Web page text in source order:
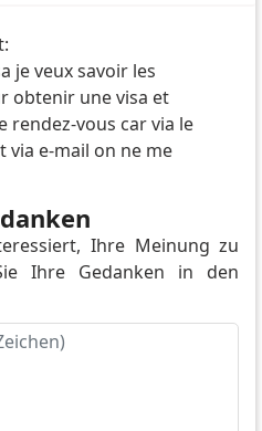
je veux savoir les
obtenir une visa et
rendez-vous car via le
via e-mail on ne me
Ihre Meinung zu
Ihre Gedanken in den